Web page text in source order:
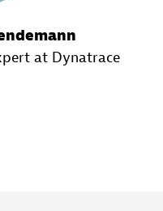
at Dynatrace